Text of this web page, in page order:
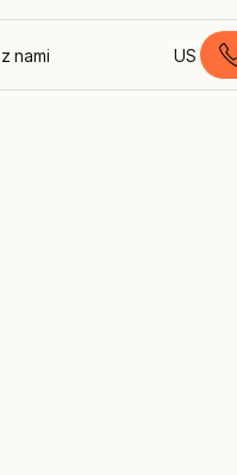
nami US
polski